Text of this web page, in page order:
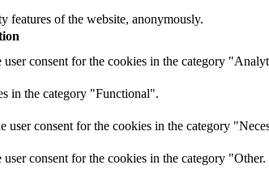
features of the website, anonymously.
consent for the cookies in the category
in the category "Functional".
consent for the cookies in the category
consent for the cookies in the category "Other.